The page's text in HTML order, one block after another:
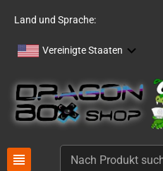
Land und Sprache:
Vereinigte Staaten
view_headline